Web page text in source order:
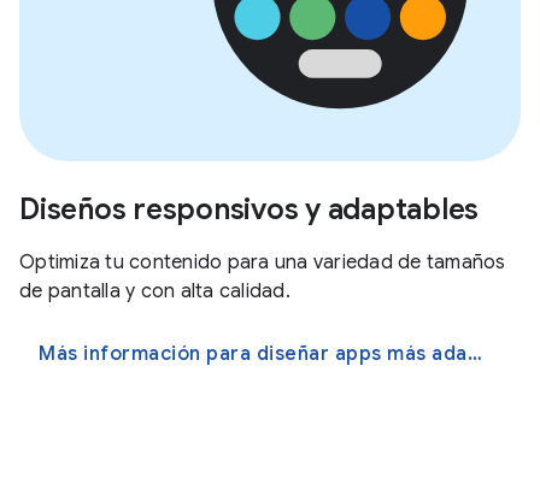
Diseños responsivos y adaptables
Optimiza tu contenido para una variedad de tamaños
de pantalla y con alta calidad.
Más información para diseñar apps más adaptables